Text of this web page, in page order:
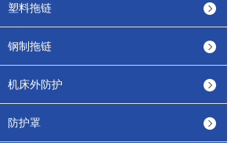
塑料拖链
钢制拖链
机床外防护
防护罩